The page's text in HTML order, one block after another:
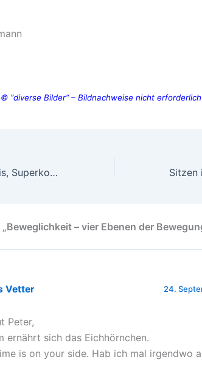
“diverse Bilder“ – Bildnachweise nicht erforderlich
Antifragilität, Hormesis, Superkompensation – mit Heuristiken und Via Negativa das Optimum erreichen; Teil 2
– vier Ebenen der
Vetter 24.
Peter,
ernährt sich das Eichhörnchen.
is on your side. Hab ich mal irgendwo